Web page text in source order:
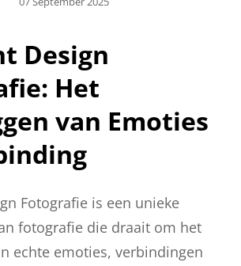
Design
Het
van Emoties
Fotografie is een unieke
fotografie die draait om het
echte emoties, verbindingen